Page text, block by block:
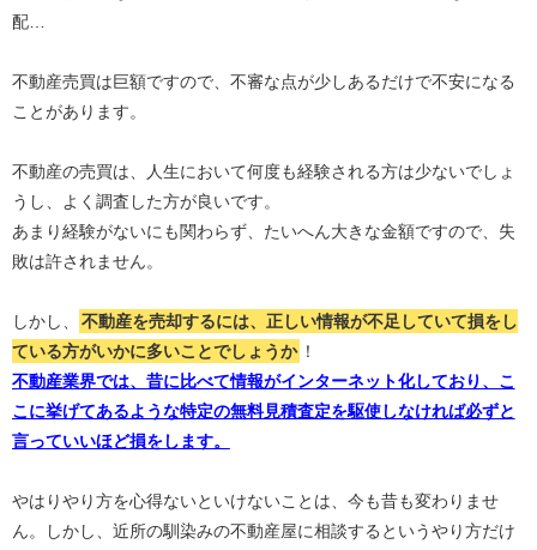
配…
不動産売買は巨額ですので、不審な点が少しあるだけで不安になる
ことがあります。
不動産の売買は、人生において何度も経験される方は少ないでしょ
うし、よく調査した方が良いです。
あまり経験がないにも関わらず、たいへん大きな金額ですので、失
敗は許されません。
しかし、
不動産を売却するには、正しい情報が不足していて損をし
ている方がいかに多いことでしょうか ！
不動産業界では、昔に比べて情報がインターネット化しており、こ
こに挙げてあるような特定の無料見積査定を駆使しなければ必ずと
言っていいほど損をします。
やはりやり方を心得ないといけないことは、今も昔も変わりませ
ん。しかし、近所の馴染みの不動産屋に相談するというやり方だけ